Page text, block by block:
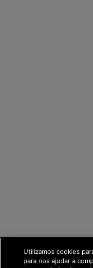
Utilizamos cookies
para nos ajudar a